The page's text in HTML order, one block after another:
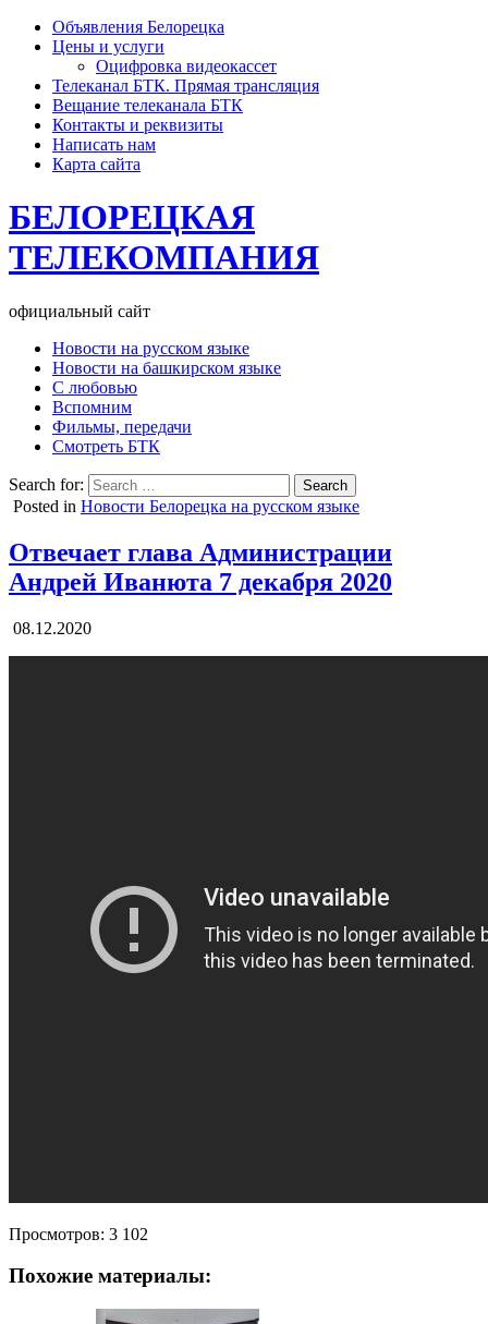
Объявления Белорецка
Цены и услуги
Оцифровка видеокассет
Телеканал БТК. Прямая трансляция
Вещание телеканала БТК
Контакты и реквизиты
Написать нам
Карта сайта
БЕЛОРЕЦКАЯ
ТЕЛЕКОМПАНИЯ
официальный сайт
Новости на русском языке
Новости на башкирском языке
С любовью
Вспомним
Фильмы, передачи
Смотреть БТК
Search for:
Posted in Новости Белорецка на русском языке
Отвечает глава Администрации
Андрей Иванюта 7 декабря 2020
08.12.2020
Просмотров: 3 102
Похожие материалы: